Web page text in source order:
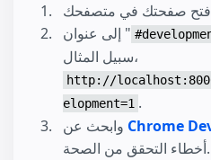
" إلى عنوان URL، على
سبيل المثال،
http://
elopment=1 .
Chrome وابحث عن
أخطاء التحقق من الصحة.